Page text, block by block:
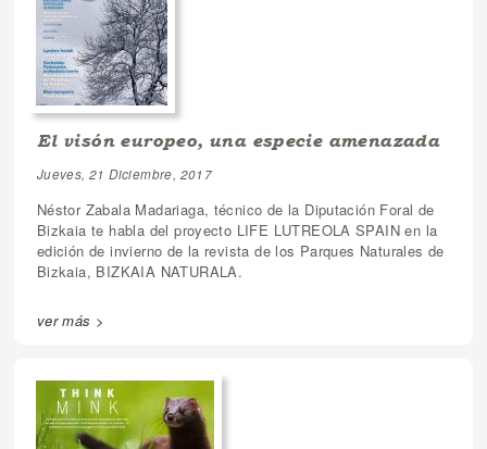
El visón europeo, una especie amenazada
Jueves, 21 Diciembre, 2017
Néstor Zabala Madariaga, técnico de la Diputación Foral de
Bizkaia te habla del proyecto LIFE LUTREOLA SPAIN en la
edición de invierno de la revista de los Parques Naturales de
Bizkaia, BIZKAIA NATURALA.
ver más >